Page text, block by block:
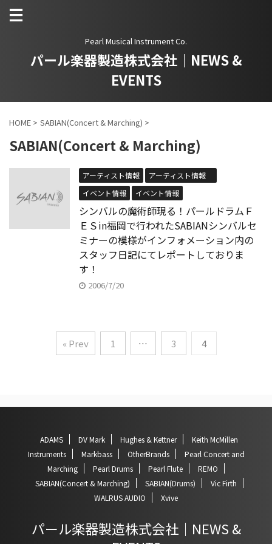
Pearl Musical Instrument Co.
パール楽器製造株式会社｜NEWS &
EVENTS
HOME > SABIAN(Concert & Marching) >
SABIAN(Concert & Marching)
アーティスト情報
アーティスト情報
イベント情報
イベント情報
シンバルの魔術師現る！パールドラムＦ
ＥＳin福岡で行われたSABIANシンバルセ
ミナーの模様がインフォメーション内の
スタッフ日記にてレポートしておりま
す！
2006/7/20
« Prev 1 … 3 4
ADAMS DV Mark Hughes & Kettner
Keith McMillen
Instruments
Markbass OtherBrands
Pearl Concert and
Marching
Pearl Drums Pearl Flute
REMO
SABIAN(Concert & Marching)
SABIAN(Drums)
Vic Firth
WALRUS AUDIO
Xvive
パール楽器製造株式会社｜NEWS &